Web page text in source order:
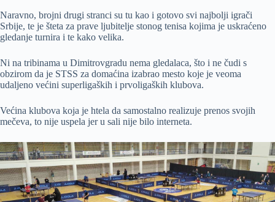
Naravno, brojni drugi stranci su tu kao i gotovo svi najbolji igrači
Srbije, te je šteta za prave ljubitelje stonog tenisa kojima je uskraćeno
gledanje turnira i te kako velika.
Ni na tribinama u Dimitrovgradu nema gledalaca, što i ne čudi s
obzirom da je STSS za domaćina izabrao mesto koje je veoma
udaljeno većini superligaških i prvoligaških klubova.
Većina klubova koja je htela da samostalno realizuje prenos svojih
mečeva, to nije uspela jer u sali nije bilo interneta.